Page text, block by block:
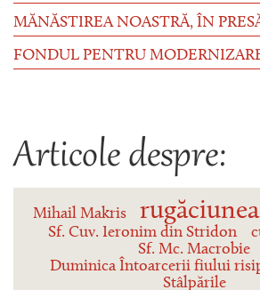
MĂNĂSTIREA NOASTRĂ, ÎN
FONDUL PENTRU
Articole despre:
Mihail Makris
Sf. Cuv. Ieronim din Stridon
Sf. Mc. Macrobie
Duminica Întoarcerii fiului
Stâlpările